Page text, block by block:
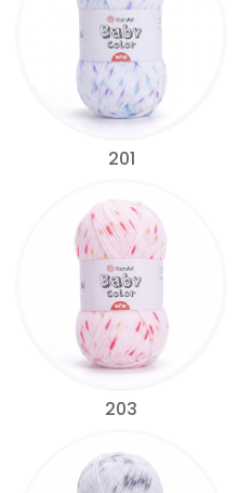
201
203